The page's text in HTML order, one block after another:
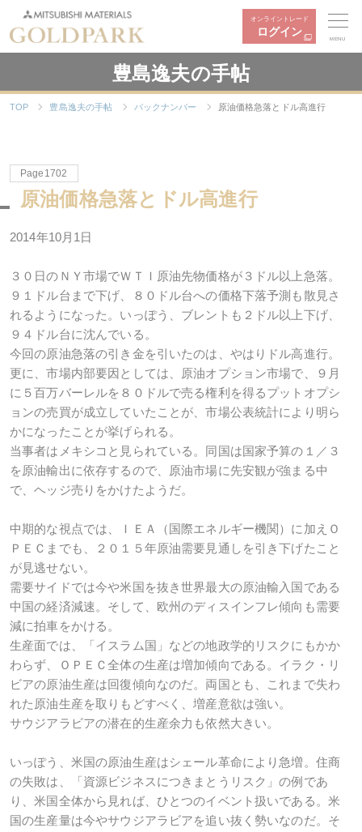
オンライントレード
ログイン
MENU
豊島逸夫の手帖
TOP 豊島逸夫の手帖 バックナンバー 原油価格急落とドル高進行
Page1702
原油価格急落とドル高進行
2014年10月1日
３０日のＮＹ市場でＷＴＩ原油先物価格が３ドル以上急落。
９１ドル台まで下げ、８０ドル台への価格下落予測も散見さ
れるようになった。いっぽう、ブレントも２ドル以上下げ、
９４ドル台に沈んでいる。
今回の原油急落の引き金を引いたのは、やはりドル高進行。
更に、市場内部要因としては、原油オプション市場で、９月
に５百万バーレルを８０ドルで売る権利を得るプットオプシ
ョンの売買が成立していたことが、市場公表統計により明ら
かになったことが挙げられる。
当事者はメキシコと見られている。同国は国家予算の１／３
を原油輸出に依存するので、原油市場に先安観が強まる中
で、ヘッジ売りをかけたようだ。
中期的な視点では、ＩＥＡ（国際エネルギー機関）に加えＯ
ＰＥＣまでも、２０１５年原油需要見通しを引き下げたこと
が見逃せない。
需要サイドでは今や米国を抜き世界最大の原油輸入国である
中国の経済減速。そして、欧州のディスインフレ傾向も需要
減に拍車をかける。
生産面では、「イスラム国」などの地政学的リスクにもかか
わらず、ＯＰＥＣ全体の生産は増加傾向である。イラク・リ
ビアの原油生産は回復傾向なのだ。両国とも、これまで失わ
れた原油生産を取りもどすべく、増産意欲は強い。
サウジアラビアの潜在的生産余力も依然大きい。
いっぽう、米国の原油生産はシェール革命により急増。住商
の失敗は、「資源ビジネスにつきまとうリスク」の例であ
り、米国全体から見れば、ひとつのイベント扱いである。米
国の生産量は今やサウジアラビアを追い抜く勢いなのだ。そ